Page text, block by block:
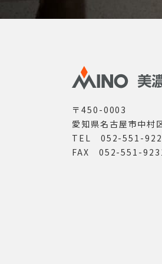
〒450-0003
愛知県名古屋市中
TEL 052-551-
FAX 052-551-